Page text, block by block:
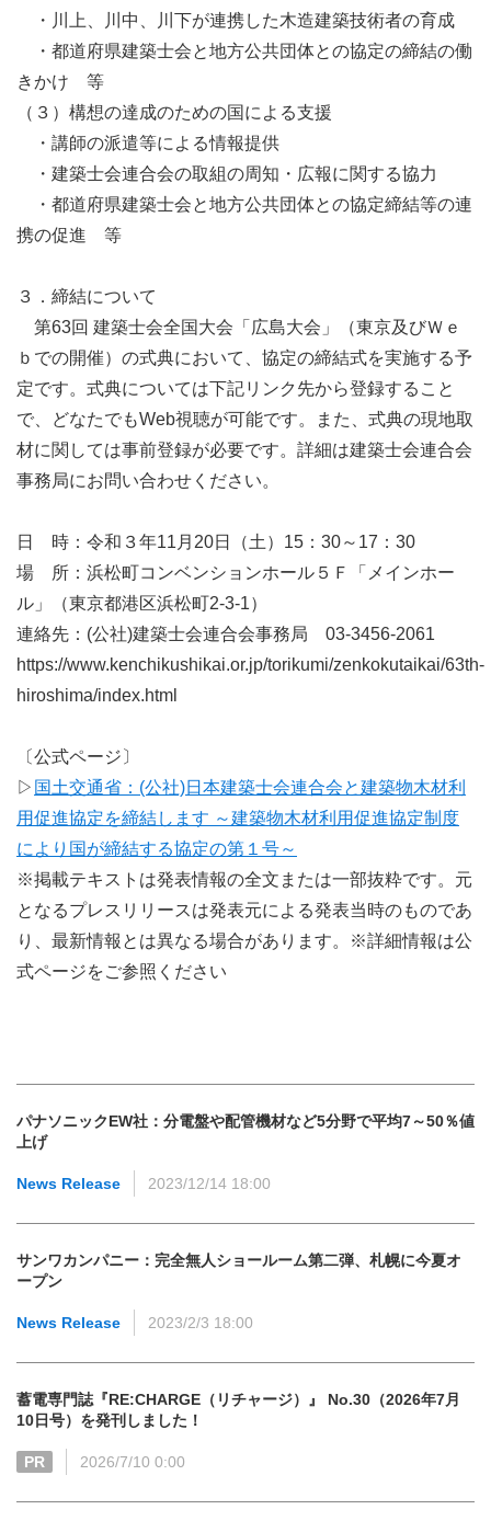
・川上、川中、川下が連携した木造建築技術者の育成
・都道府県建築士会と地方公共団体との協定の締結の働
きかけ 等
（３）構想の達成のための国による支援
・講師の派遣等による情報提供
・建築士会連合会の取組の周知・広報に関する協力
・都道府県建築士会と地方公共団体との協定締結等の連
携の促進 等
３．締結について
第63回 建築士会全国大会「広島大会」（東京及びＷｅ
ｂでの開催）の式典において、協定の締結式を実施する予
定です。式典については下記リンク先から登録すること
で、どなたでもWeb視聴が可能です。また、式典の現地取
材に関しては事前登録が必要です。詳細は建築士会連合会
事務局にお問い合わせください。
日 時：令和３年11月20日（土）15：30～17：30
場 所：浜松町コンベンションホール５Ｆ「メインホー
ル」（東京都港区浜松町2-3-1）
連絡先：(公社)建築士会連合会事務局 03-3456-2061
https://www.kenchikushikai.or.jp/torikumi/zenkokutaikai/63th-
hiroshima/index.html
〔公式ページ〕
▷ 国土交通省：(公社)日本建築士会連合会と建築物木材利
用促進協定を締結します ～建築物木材利用促進協定制度
により国が締結する協定の第１号～
※掲載テキストは発表情報の全文または一部抜粋です。元
となるプレスリリースは発表元による発表当時のものであ
り、最新情報とは異なる場合があります。※詳細情報は公
式ページをご参照ください
パナソニックEW社：分電盤や配管機材など5分野で平均7～50％値
上げ
News Release 2023/12/14 18:00
サンワカンパニー：完全無人ショールーム第二弾、札幌に今夏オ
ープン
News Release 2023/2/3 18:00
蓄電専門誌『RE:CHARGE（リチャージ）』 No.30（2026年7月
10日号）を発刊しました！
PR 2026/7/10 0:00